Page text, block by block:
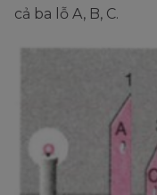
cả ba lỗ A, B, C.